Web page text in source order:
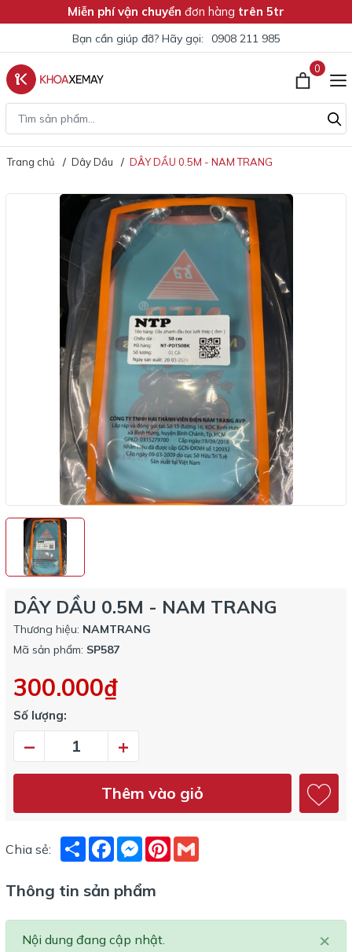
Miễn phí vận chuyển đơn hàng trên 5tr
Bạn cần giúp đỡ? Hãy gọi: 0908 211 985
0
Trang chủ Dây Dầu DÂY DẦU 0.5M - NAM TRANG
DÂY DẦU 0.5M - NAM TRANG
Thương hiệu: NAMTRANG
Mã sản phẩm: SP587
300.000₫
Số lượng:
– +
Thêm vào giỏ
Chia sẻ: ShareFacebookMessenger
Pinterest
Thông tin sản phẩm
×
Nội dung đang cập nhật.